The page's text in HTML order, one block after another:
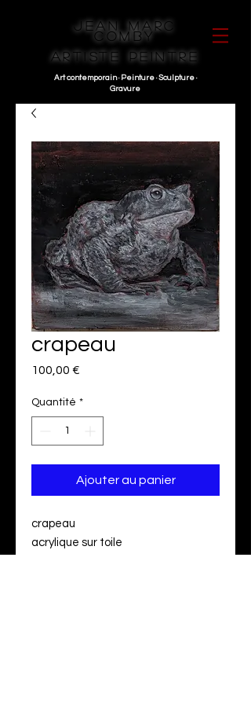
Jean Marc
Comby
Artiste peintre
Art contemporain · Peinture · Sculpture ·
Gravure
crapeau
100,00 €
Quantité *
Ajouter au panier
crapeau
acrylique sur toile